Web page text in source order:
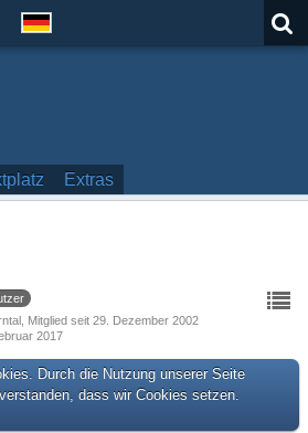
Extras
Mitglied seit 29. Dezember 2002
2017
Durch die Nutzung unserer Seite
dass wir Cookies setzen.